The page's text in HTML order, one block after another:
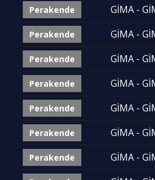
Perakende GİMA -
Perakende GİMA -
Perakende GİMA -
Perakende GİMA -
Perakende GİMA -
Perakende GİMA -
Perakende GİMA -